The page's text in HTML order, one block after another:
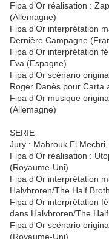
Fipa d’Or réalisation :
(Allemagne)
Fipa d'Or interprétation
Dernière Campagne
Fipa d'Or interprétation
Eva (Espagne)
Fipa d'Or scénario
Roger Danès pour Carta
Fipa d'Or musique
(Allemagne)
SERIE
Jury : Mabrouk El
Fipa d’Or réalisation :
(Royaume-Uni)
Fipa d'Or interprétation
Halvbroren/The Half
Fipa d'Or interprétation
dans Halvbroren/The
Fipa d'Or scénario
(Royaume-Uni)